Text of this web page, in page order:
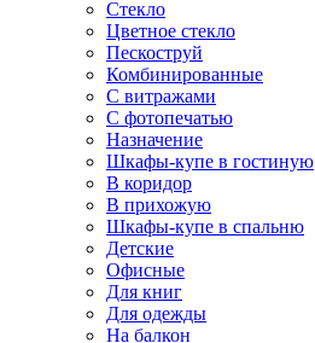
Стекло
Цветное стекло
Пескоструй
Комбинированные
С витражами
С фотопечатью
Назначение
Шкафы-купе в гостиную
В коридор
В прихожую
Шкафы-купе в спальню
Детские
Офисные
Для книг
Для одежды
На балкон